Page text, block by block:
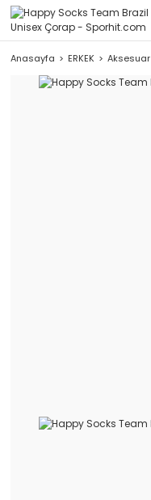
Anasayfa ERKEK Aksesuar